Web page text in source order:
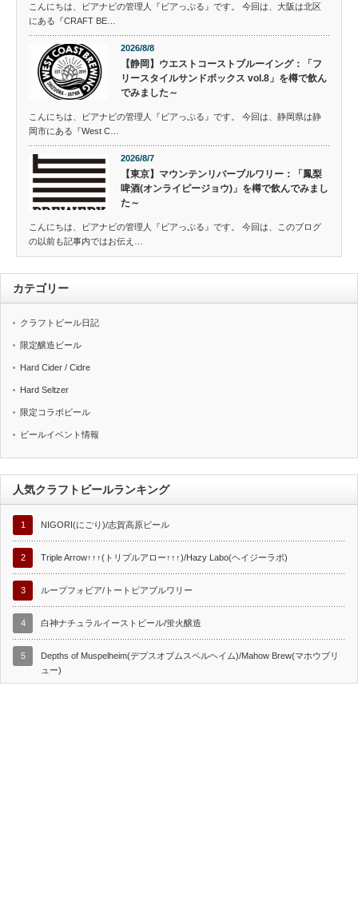
こんにちは、ビアナビの管理人『ビアっぷる』です。 今回は、大阪は北区
にある『CRAFT BE…
2026/8/8
【静岡】ウエストコーストブルーイング：「フ
リースタイルサンドボックス vol.8」を樽で飲ん
でみました～
こんにちは、ビアナビの管理人『ビアっぷる』です。 今回は、静岡県は静
岡市にある『West C…
2026/8/7
【東京】マウンテンリバーブルワリー：「鳳梨
啤酒(オンライピージョウ)」を樽で飲んでみまし
た～
こんにちは、ビアナビの管理人『ビアっぷる』です。 今回は、このブログ
の以前も記事内ではお伝え…
カテゴリー
クラフトビール日記
限定醸造ビール
Hard Cider / Cidre
Hard Seltzer
限定コラボビール
ビールイベント情報
人気クラフトビールランキング
1 NIGORI(にごり)/志賀高原ビール
2 Triple Arrow↑↑↑(トリプルアロー↑↑↑)/Hazy Labo(ヘイジーラボ)
3 ループフォビア/トートピアブルワリー
4 白神ナチュラルイーストビール/蛍火醸造
5
Depths of Muspelheim(デプスオブムスペルヘイム)/Mahow Brew(マホウブリ
ュー)